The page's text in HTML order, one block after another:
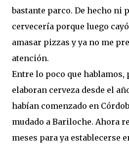
bastante parco. De hecho ni
cervecería porque luego
amasar pizzas y ya no me
atención.
Entre lo poco que hablamos,
elaboran cerveza desde el
habían comenzado en
mudado a Bariloche. Ahora
meses para ya establecerse